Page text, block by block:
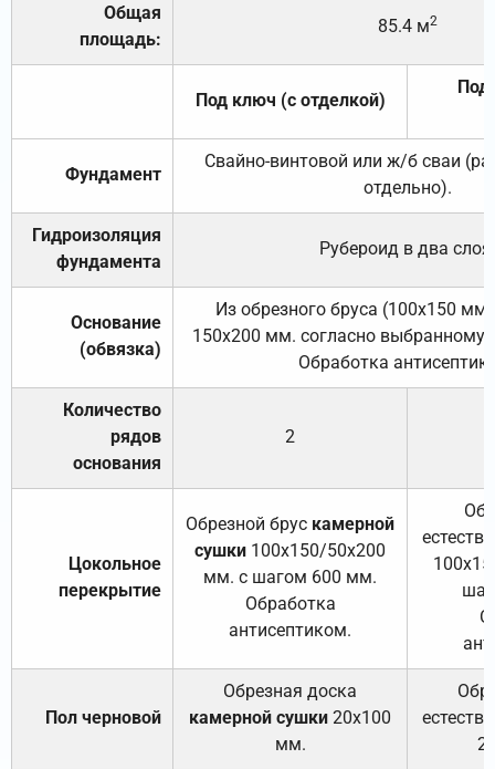
Общая
площадь:
85.4 м2
Под ключ (с отделкой)
Под
Фундамент
Свайно-винтовой или ж/б сваи
отдельно).
Гидроизоляция
фундамента
Рубероид в два слоя.
Основание
(обвязка)
Из обрезного бруса (100х150
150х200 мм. согласно выбранному
Обработка
Количество
рядов
основания
2
Цокольное
перекрытие
Обрезной брус камерной
сушки 100х150/50х200
мм. с шагом 600 мм.
Обработка
антисептиком.
Пол черновой
Обрезная доска
камерной сушки 20х100
мм.